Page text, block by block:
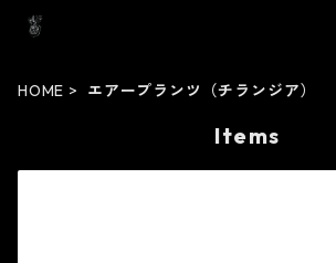
HOME エアープランツ（チランジア）
Items